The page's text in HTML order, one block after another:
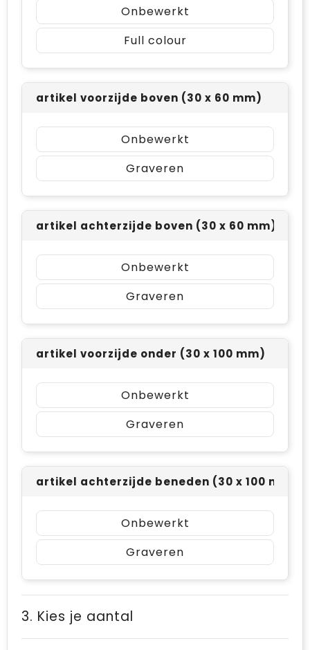
Onbewerkt
Full colour
artikel voorzijde boven (30 x 60 mm)
Onbewerkt
Graveren
artikel achterzijde boven (30 x 60 mm)
Onbewerkt
Graveren
artikel voorzijde onder (30 x 100 mm)
Onbewerkt
Graveren
artikel achterzijde beneden (30 x 100 mm)
Onbewerkt
Graveren
3. Kies je aantal